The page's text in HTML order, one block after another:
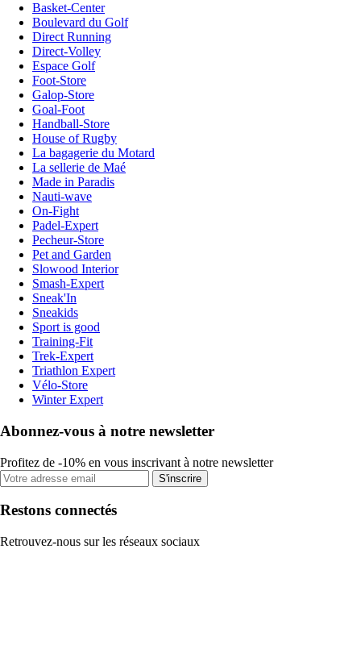
Basket-Center
Boulevard du Golf
Direct Running
Direct-Volley
Espace Golf
Foot-Store
Galop-Store
Goal-Foot
Handball-Store
House of Rugby
La bagagerie du Motard
La sellerie de Maé
Made in Paradis
Nauti-wave
On-Fight
Padel-Expert
Pecheur-Store
Pet and Garden
Slowood Interior
Smash-Expert
Sneak'In
Sneakids
Sport is good
Training-Fit
Trek-Expert
Triathlon Expert
Vélo-Store
Winter Expert
Abonnez-vous à notre newsletter
Profitez de -10% en vous inscrivant à notre newsletter
S'inscrire
Restons connectés
Retrouvez-nous sur les réseaux sociaux